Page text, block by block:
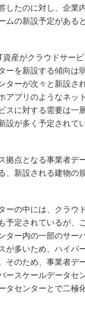
したのに対し、企業
ムの新設予定がある
産がクラウドサー
ーを新設する傾向は
ターが次々と新設さ
アプリのようなネッ
スに対する需要は一
設が多く予定されて
点となる事業者デ
、新設される建物の
の中には、クラウ
予定されているが、
ター内の一部のサー
が多いため、ハイパ
そのため、事業者デ
ースケールデータセ
タセンターとで二極